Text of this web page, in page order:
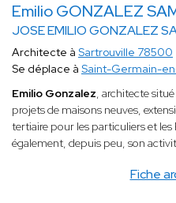
Emilio GONZALEZ
JOSE EMILIO GONZALEZ
Fiche
Architecte à Sartrouville 78500
Se déplace à Saint-Germain-
Emilio Gonzalez, architecte
projets de maisons neuves,
tertiaire pour les particuliers et
également, depuis peu, son